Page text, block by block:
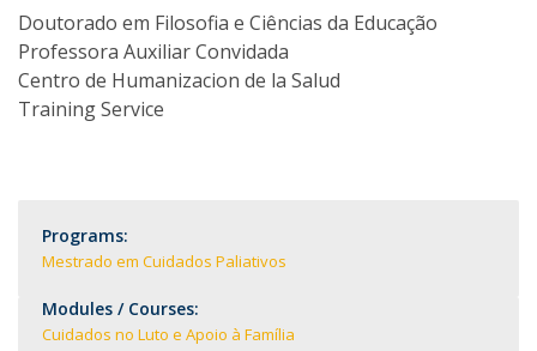
Doutorado em Filosofia e Ciências da Educação
Professora Auxiliar Convidada
Centro de Humanizacion de la Salud
Training Service
Programs:
Mestrado em Cuidados Paliativos
Modules / Courses:
Cuidados no Luto e Apoio à Família